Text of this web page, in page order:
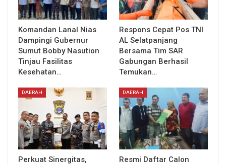
Komandan Lanal Nias
Dampingi Gubernur
Sumut Bobby Nasution
Tinjau Fasilitas
Kesehatan…
Respons Cepat Pos TNI
AL Selatpanjang
Bersama Tim SAR
Gabungan Berhasil
Temukan…
DAERAH
Perkuat Sinergitas,
DAERAH
Resmi Daftar Calon